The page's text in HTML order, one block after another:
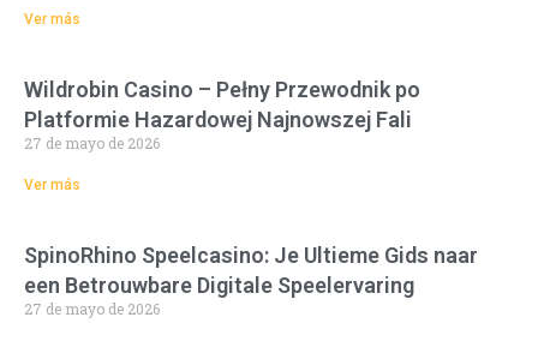
Ver más
Wildrobin Casino – Pełny Przewodnik po
Platformie Hazardowej Najnowszej Fali
27 de mayo de 2026
Ver más
SpinoRhino Speelcasino: Je Ultieme Gids naar
een Betrouwbare Digitale Speelervaring
27 de mayo de 2026